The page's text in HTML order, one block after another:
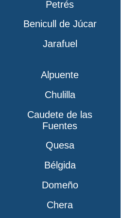
Petrés
Benicull de Júcar
Jarafuel
Alpuente
Chulilla
Caudete de las
Fuentes
Quesa
Bélgida
Domeño
Chera